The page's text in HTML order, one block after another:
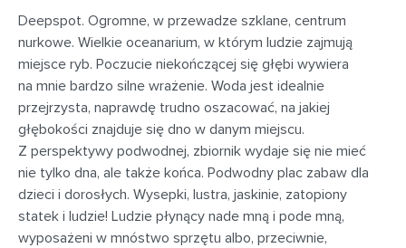
Deepspot. Ogromne, w przewadze szklane, centrum
nurkowe. Wielkie oceanarium, w którym ludzie zajmują
miejsce ryb. Poczucie niekończącej się głębi wywiera
na mnie bardzo silne wrażenie. Woda jest idealnie
przejrzysta, naprawdę trudno oszacować, na jakiej
głębokości znajduje się dno w danym miejscu.
Z perspektywy podwodnej, zbiornik wydaje się nie mieć
nie tylko dna, ale także końca. Podwodny plac zabaw dla
dzieci i dorosłych. Wysepki, lustra, jaskinie, zatopiony
statek i ludzie! Ludzie płynący nade mną i pode mną,
wyposażeni w mnóstwo sprzętu albo, przeciwnie,